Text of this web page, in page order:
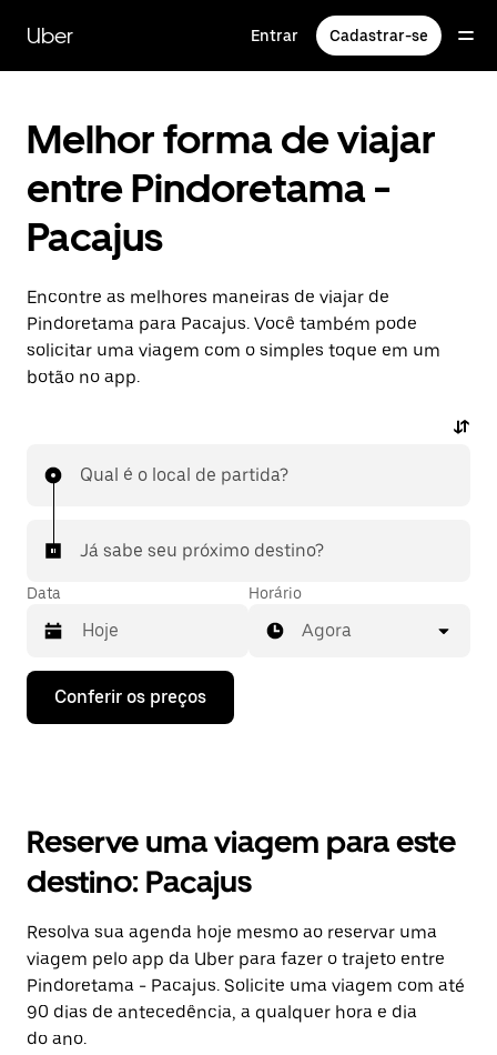
para
conteúdo
Uber Entrar Cadastrar-se
Melhor forma de viajar
entre Pindoretama -
Pacajus
Encontre as melhores maneiras de viajar de
Pindoretama para Pacajus. Você também pode
solicitar uma viagem com o simples toque em um
botão no app.
Qual é o local de partida?
Já sabe seu próximo destino?
Data
Pressione
seta
o
e
uma
data.
Pressione
a
tecla
“ESC”
para
Horário
Agora
Conferir os preços
Reserve uma viagem para este
destino: Pacajus
Resolva sua agenda hoje mesmo ao reservar uma
viagem pelo app da Uber para fazer o trajeto entre
Pindoretama - Pacajus. Solicite uma viagem com até
90 dias de antecedência, a qualquer hora e dia
do ano.